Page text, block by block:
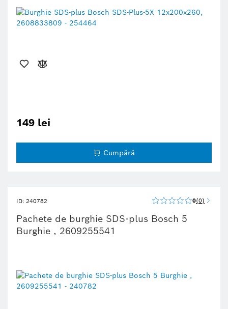
149 lei
Cumpără
ID: 240782 0 0
Pachete de burghie SDS-plus Bosch 5
Burghie , 2609255541